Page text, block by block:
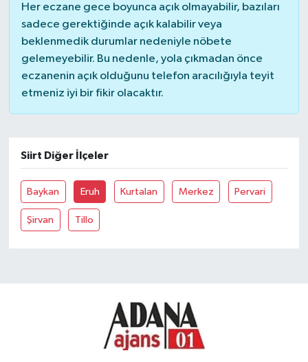
Her eczane gece boyunca açık olmayabilir, bazıları
sadece gerektiğinde açık kalabilir veya
beklenmedik durumlar nedeniyle nöbete
gelemeyebilir. Bu nedenle, yola çıkmadan önce
eczanenin açık olduğunu telefon aracılığıyla teyit
etmeniz iyi bir fikir olacaktır.
Siirt Diğer İlçeler
Baykan Eruh Kurtalan Merkez Pervari
Şirvan Tillo